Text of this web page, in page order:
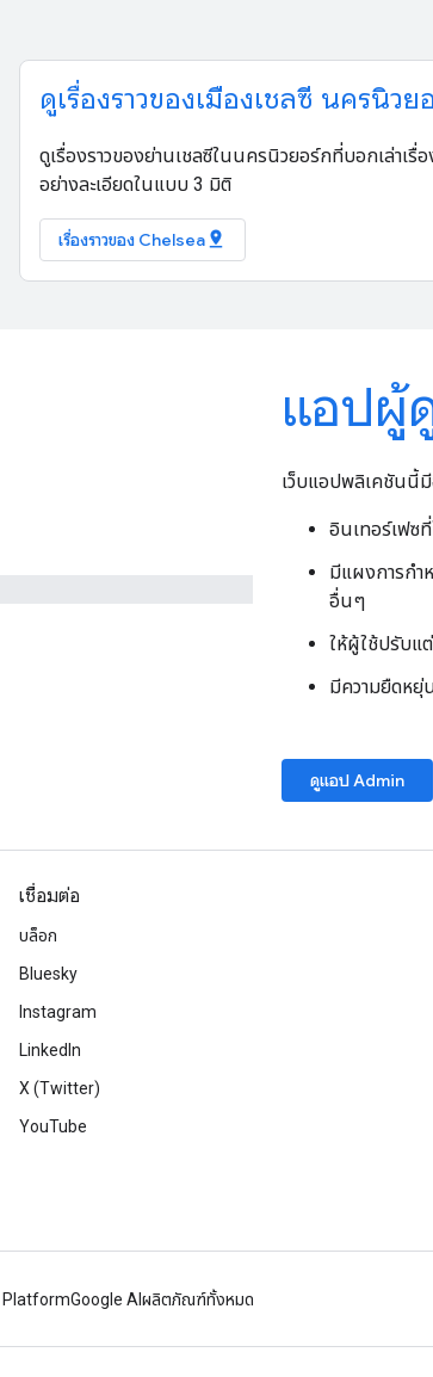
ดูเรื่องราวของเมืองเชลซี นครนิวย
ดูเรื่องราวของย่านเชลซีในนครนิวยอร์กที่บอกเล่าเรื่อ
อย่างละเอียดในแบบ 3 มิติ
เรื่องราวของ Chelsea pin_drop
แอปผู้
เว็บแอปพลิเคชันนี้
อินเทอร์เฟซ
มีแผงการกำ
อื่นๆ
ให้ผู้ใช้ปรับแ
มีความยืดหยุ่
ดูแอป Admin
เชื่อมต่อ
บล็อก
Bluesky
Instagram
LinkedIn
X (Twitter)
YouTube
PlatformGoogle AI ผลิตภัณฑ์ทั้งหมด